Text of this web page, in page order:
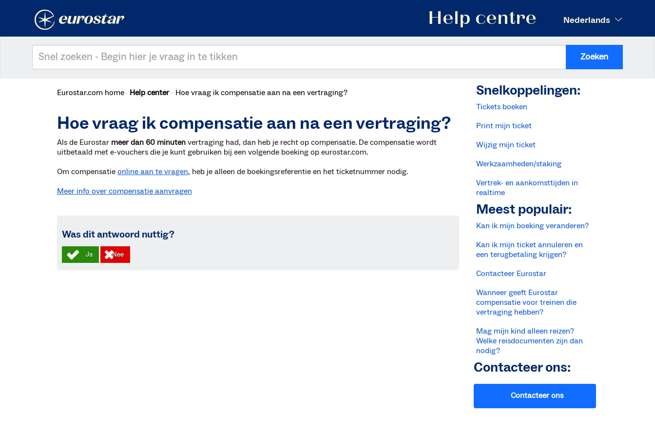
Nederlands
Help centre
Zoeken
Eurostar.com home Help center Hoe vraag ik compensatie aan na een vertraging?
Hoe vraag ik compensatie aan na een vertraging?
Als de Eurostar meer dan 60 minuten vertraging had, dan heb je recht op compensatie. De compensatie wordt
uitbetaald met e-vouchers die je kunt gebruiken bij een volgende boeking op eurostar.com.
Om compensatie online aan te vragen, heb je alleen de boekingsreferentie en het ticketnummer nodig.
Meer info over compensatie aanvragen
Was dit antwoord nuttig?
Snelkoppelingen:
Tickets boeken
Print mijn ticket
Wijzig mijn ticket
Werkzaamheden/staking
Vertrek- en aankomsttijden in
realtime
Meest populair:
Kan ik mijn boeking veranderen?
Kan ik mijn ticket annuleren en
een terugbetaling krijgen?
Contacteer Eurostar
Wanneer geeft Eurostar
compensatie voor treinen die
vertraging hebben?
Mag mijn kind alleen reizen?
Welke reisdocumenten zijn dan
nodig?
Contacteer ons:
Contacteer ons